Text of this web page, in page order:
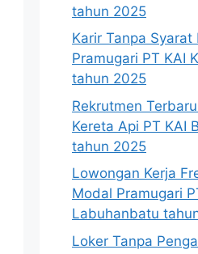
tahun 2025
Karir Tanpa Syarat
Pramugari PT KAI
tahun 2025
Rekrutmen
Kereta Api PT KAI
tahun 2025
Lowongan Kerja
Modal Pramugari
Labuhanbatu
Loker Tanpa